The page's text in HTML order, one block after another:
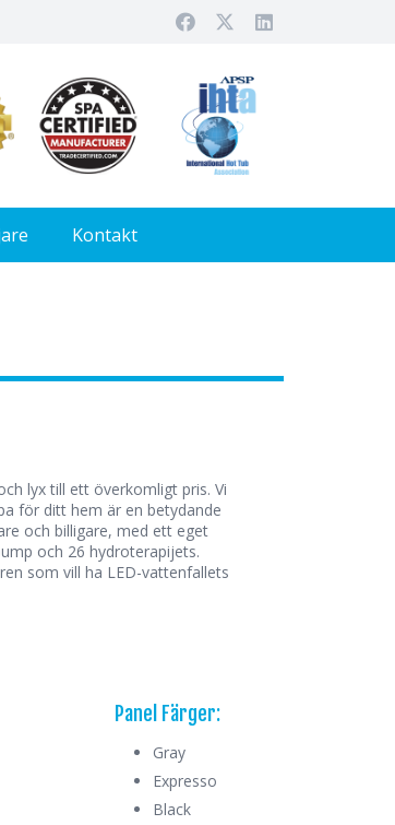
Kontakt
lyx till ett överkomligt pris. Vi
för ditt hem är en betydande
och billigare, med ett eget
och 26 hydroterapijets.
som vill ha LED-vattenfallets
Panel Färger:
Gray
Expresso
Black